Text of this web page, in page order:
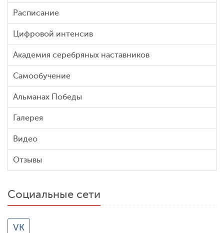
Расписание
Цифровой интенсив
Академия серебряных наставников
Самообучение
Альманах Победы
Галерея
Видео
Отзывы
Социальные сети
VK